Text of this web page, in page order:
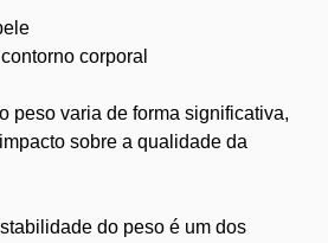
corporal
peso varia de forma significativa,
sobre a qualidade da
do peso é um dos